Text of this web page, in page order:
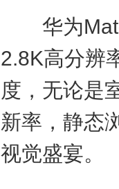
华为
2.8K高分辨
度，无论是
新率，静态
视觉盛宴。